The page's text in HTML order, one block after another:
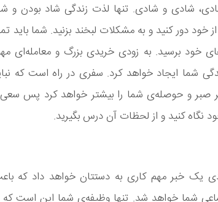
شادی و شادی. تنها لذت زندگی شاد بودن و
خود دور کنید و به مشکلات لبخند بزنید. شما باید
خود برسید. به زودی خریدی بزرگ و معامله‌ای
شما ایجاد خواهد کرد. سفری در راه است که
صبر و حوصله‌ی شما را بیشتر خواهد کرد پس سعی
نگاه کنید و از لحظات آن درس بگیرید.
یک خبر مهم کاری به دستتان خواهد داد که
شما خواهد شد. تنها وظیفه‌ی شما این است